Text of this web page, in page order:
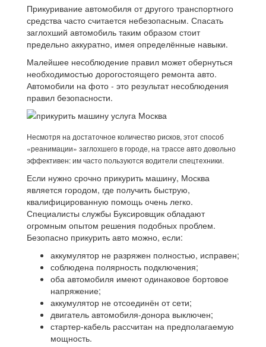
Прикуривание автомобиля от другого транспортного
средства часто считается небезопасным. Спасать
заглохший автомобиль таким образом стоит
предельно аккуратно, имея определённые навыки.
Малейшее несоблюдение правил может обернуться
необходимостью дорогостоящего ремонта авто.
Автомобили на фото - это результат несоблюдения
правил безопасности.
Несмотря на достаточное количество рисков, этот способ
«реанимации» заглохшего в городе, на трассе авто довольно
эффективен: им часто пользуются водители спецтехники.
Если нужно срочно прикурить машину, Москва
является городом, где получить быструю,
квалифицированную помощь очень легко.
Специалисты службы Буксировщик обладают
огромным опытом решения подобных проблем.
Безопасно прикурить авто можно, если:
аккумулятор не разряжен полностью, исправен;
соблюдена полярность подключения;
оба автомобиля имеют одинаковое бортовое
напряжение;
аккумулятор не отсоединён от сети;
двигатель автомобиля-донора выключен;
стартер-кабель рассчитан на предполагаемую
мощность.